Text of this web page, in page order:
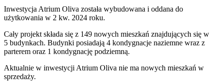
Inwestycja Atrium Oliva została wybudowana i oddana do
użytkowania w 2 kw. 2024 roku.
Cały projekt składa się z 149 nowych mieszkań znajdujących się w
5 budynkach. Budynki posiadają 4 kondygnacje naziemne wraz z
parterem oraz 1 kondygnację podziemną.
Aktualnie w inwestycji Atrium Oliva nie ma nowych mieszkań w
sprzedaży.